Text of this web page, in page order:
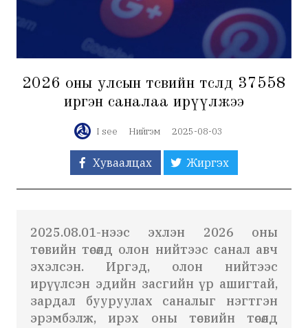
2026 оны улсын төсвийн төсөлд 37558
иргэн саналаа ирүүлжээ
I see Нийгэм 2025-08-03
Хуваалцах Жиргэх
2025.08.01-нээс эхлэн 2026 оны
төсвийн төсөлд олон нийтээс санал авч
эхэлсэн. Иргэд, олон нийтээс
ирүүлсэн эдийн засгийн үр ашигтай,
зардал бууруулах саналыг нэгтгэн
эрэмбэлж, ирэх оны төсвийн төсөлд